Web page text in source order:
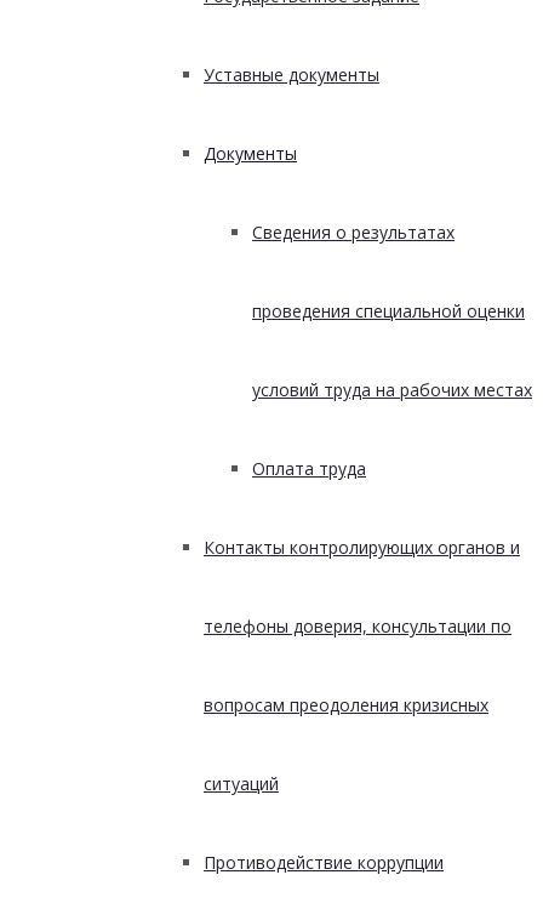
Уставные документы
Документы
Сведения о результатах
проведения специальной оценки
условий труда на рабочих местах
Оплата труда
Контакты контролирующих органов и
телефоны доверия, консультации по
вопросам преодоления кризисных
ситуаций
Противодействие коррупции